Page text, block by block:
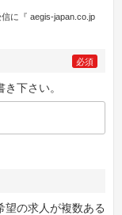
に『 aegis-japan.co.jp
必須
下さい。
望の求人が複数ある